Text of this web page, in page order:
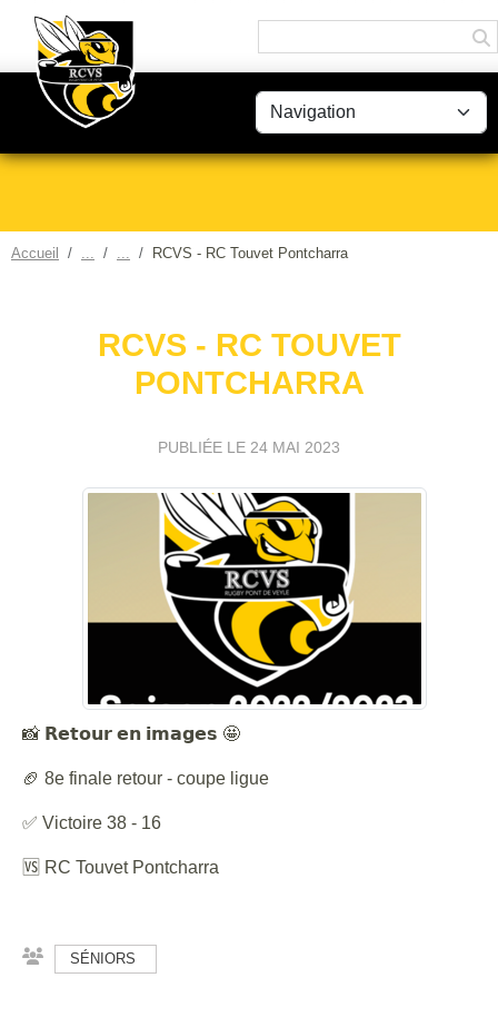
Accueil RCVS - RC Touvet Pontcharra
RCVS - RC TOUVET
PONTCHARRA
PUBLIÉE LE 24 MAI 2023
📸 𝗥𝗲𝘁𝗼𝘂𝗿 𝗲𝗻 𝗶𝗺𝗮𝗴𝗲𝘀 🤩
🏈 8e finale retour - coupe ligue
✅ Victoire 38 - 16
🆚 RC Touvet Pontcharra
SÉNIORS
Panneau de gestion des cookies